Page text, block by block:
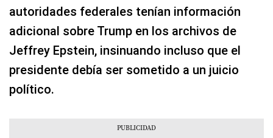
autoridades federales tenían información
adicional sobre Trump en los archivos de
Jeffrey Epstein, insinuando incluso que el
presidente debía ser sometido a un juicio
político.